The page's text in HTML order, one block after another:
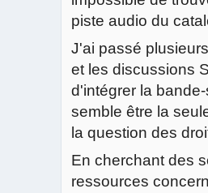
piste audio du
J'ai passé
et les discussions
d'intégrer la
semble être la
la question des
En cherchant des
ressources